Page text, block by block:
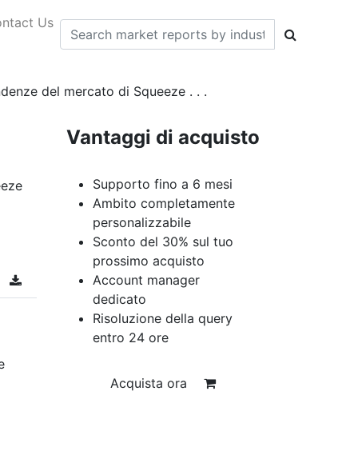
Us
del mercato di Squeeze . . .
Vantaggi di acquisto
Supporto fino a 6 mesi
Ambito completamente
personalizzabile
Sconto del 30% sul tuo
prossimo acquisto
Account manager
dedicato
Risoluzione della query
entro 24 ore
Acquista ora